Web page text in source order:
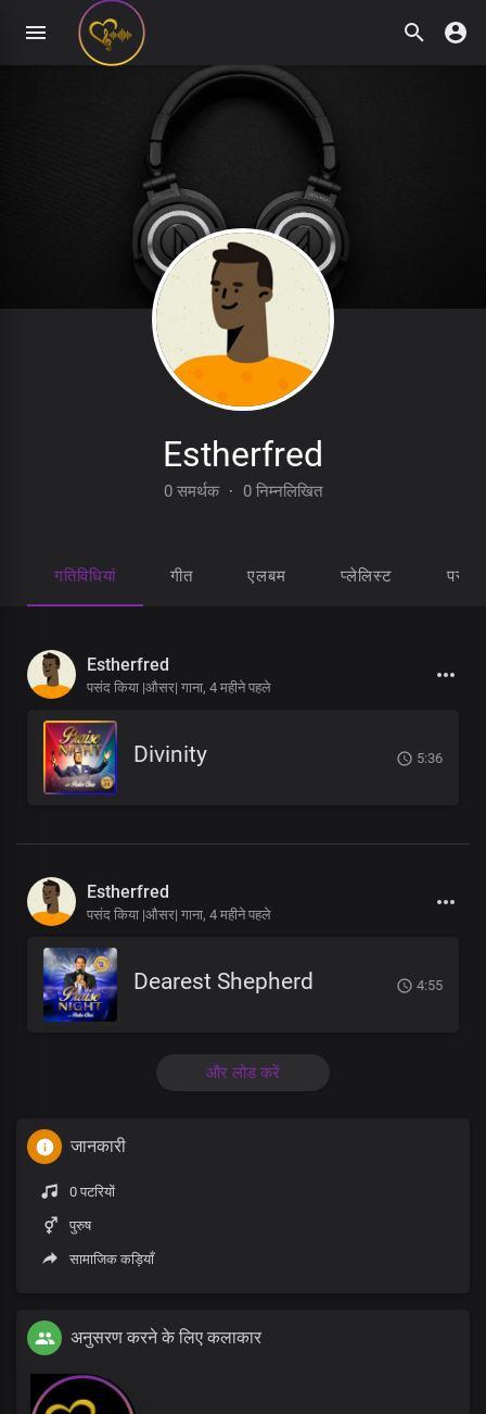
Estherfred
0 समर्थक · 0 निम्नलिखित
गतिविधियां गीत एलबम प्लेलिस्ट पसंद
Estherfred
पसंद किया |औसर| गाना, 4 महीने पहले
Divinity 5:36
Estherfred
पसंद किया |औसर| गाना, 4 महीने पहले
Dearest Shepherd 4:55
और लोड करें
जानकारी
0 पटरियों
पुरुष
सामाजिक कड़ियाँ
अनुसरण करने के लिए कलाकार